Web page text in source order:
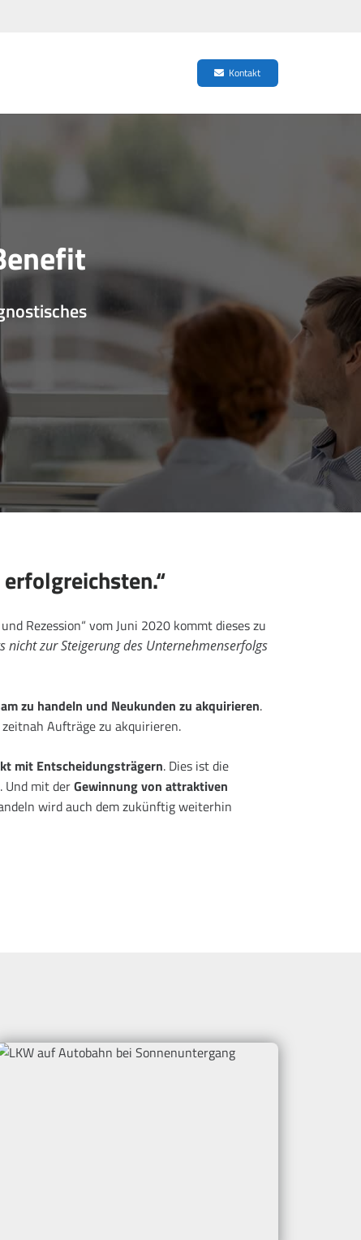
Kontakt
Rezession“ vom Juni 2020 kommt dieses zu
zur Steigerung des Unternehmenserfolgs
zu handeln und Neukunden zu akquirieren.
Aufträge zu akquirieren.
mit Entscheidungsträgern. Dies ist die
Und mit derGewinnung von attraktiven
wird auch dem zukünftig weiterhin